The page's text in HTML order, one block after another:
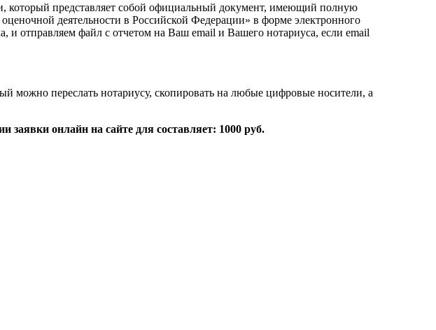
представляет собой официальный документ, имеющий полную
деятельности в Российской Федерации» в форме электронного
отправляем файл с отчетом на Ваш email и Вашего нотариуса, если email
можно переслать нотариусу, скопировать на любые цифровые носители, а
заявки онлайн на сайте для составляет: 1000 руб.